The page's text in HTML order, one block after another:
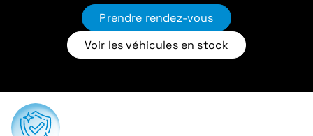
Prendre rendez-vous
Voir les véhicules en stock